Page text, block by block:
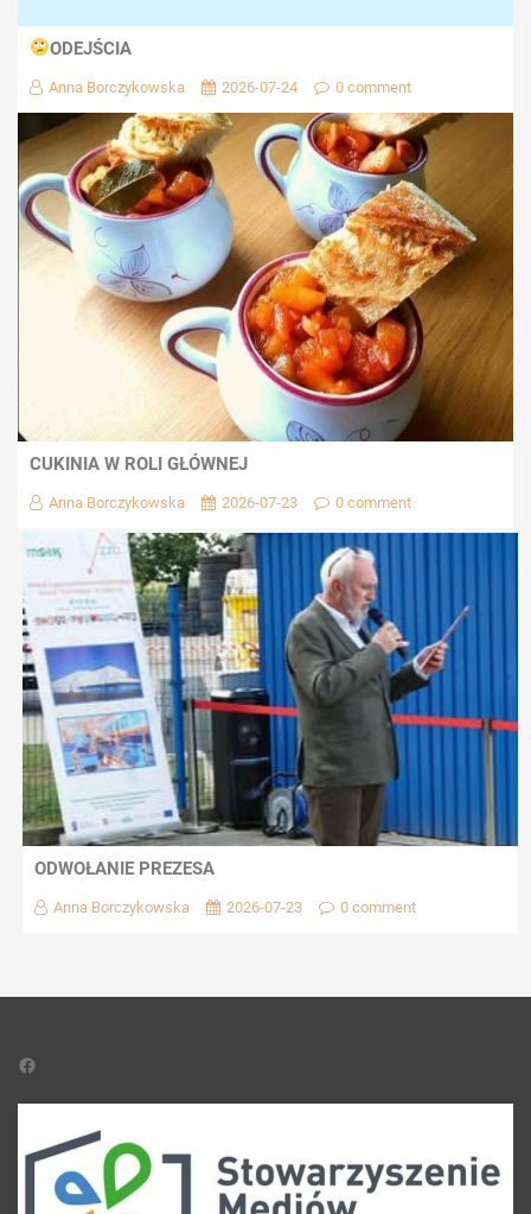
ODEJŚCIA
Anna Borczykowska 2026-07-24 0 comment
CUKINIA W ROLI GŁÓWNEJ
Anna Borczykowska 2026-07-23 0 comment
ODWOŁANIE PREZESA
Anna Borczykowska 2026-07-23 0 comment
Facebook